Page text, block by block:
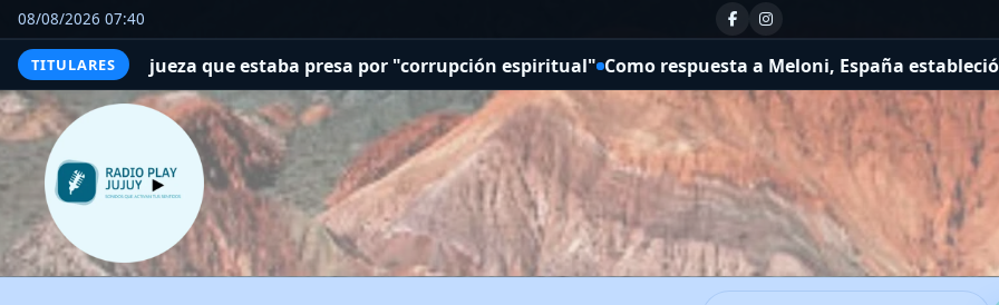
08/08/2026 07:40
TITULARES
que estaba presa por "corrupción espiritual" Como respuesta a Meloni, España estableció controles